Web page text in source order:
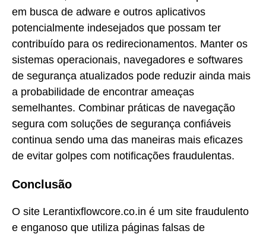
em busca de adware e outros aplicativos
potencialmente indesejados que possam ter
contribuído para os redirecionamentos. Manter os
sistemas operacionais, navegadores e softwares
de segurança atualizados pode reduzir ainda mais
a probabilidade de encontrar ameaças
semelhantes. Combinar práticas de navegação
segura com soluções de segurança confiáveis
continua sendo uma das maneiras mais eficazes
de evitar golpes com notificações fraudulentas.
Conclusão
O site Lerantixflowcore.co.in é um site fraudulento
e enganoso que utiliza páginas falsas de